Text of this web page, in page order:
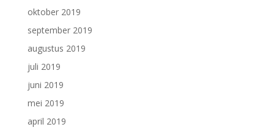
oktober 2019
september 2019
augustus 2019
juli 2019
juni 2019
mei 2019
april 2019